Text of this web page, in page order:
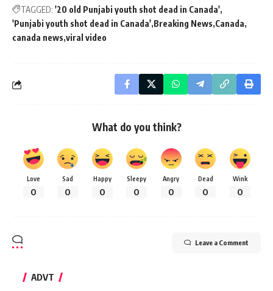
TAGGED: '20 old Punjabi youth shot dead in Canada'
'Punjabi youth shot dead in Canada' Breaking News Canada
canada news viral video
What do you think?
Love
0
Sad
0
Happy
0
Sleepy
0
Angry
0
Dead
0
Wink
0
Leave a Comment
ADVT